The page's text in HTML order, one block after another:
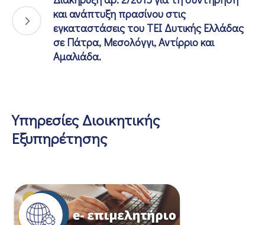
και ανάπτυξη πρασίνου στις
εγκαταστάσεις του ΤΕΙ Δυτικής Ελλάδας
σε Πάτρα, Μεσολόγγι, Αντίρριο και
Αμαλιάδα.
Υπηρεσίες Διοικητικής
Εξυπηρέτησης